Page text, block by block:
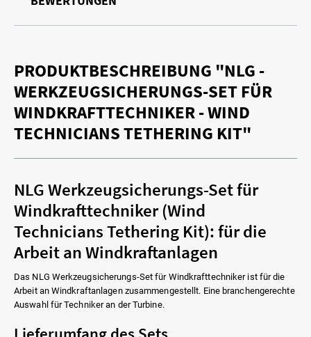
PRODUKTBESCHREIBUNG "NLG -
WERKZEUGSICHERUNGS-SET FÜR
WINDKRAFTTECHNIKER - WIND
TECHNICIANS TETHERING KIT"
NLG Werkzeugsicherungs-Set für
Windkrafttechniker (Wind
Technicians Tethering Kit): für die
Arbeit an Windkraftanlagen
Das NLG Werkzeugsicherungs-Set für Windkrafttechniker ist für die
Arbeit an Windkraftanlagen zusammengestellt. Eine branchengerechte
Auswahl für Techniker an der Turbine.